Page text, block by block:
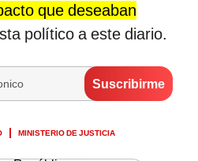
que deseaban
político a este diario.
MINISTERIO DE JUSTICIA